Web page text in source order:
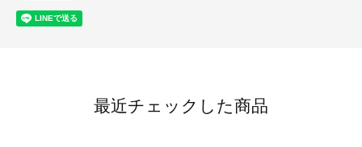
最近チェックした商品